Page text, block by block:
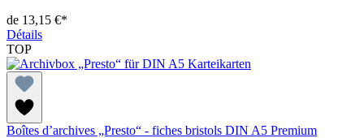
de 13,15 €*
Détails
TOP
Boîtes d’archives „Presto“ - fiches bristols DIN A5 Premium